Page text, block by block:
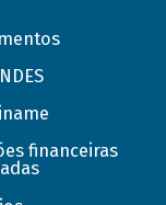
financeiras